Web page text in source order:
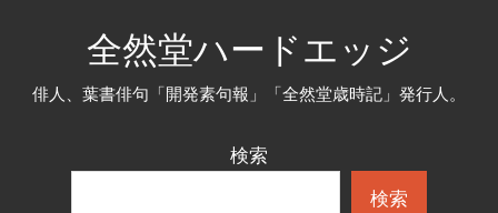
全然堂ハードエッジ
俳人、葉書俳句「開発素句報」「全然堂歳時記」発行人。
検索
検索